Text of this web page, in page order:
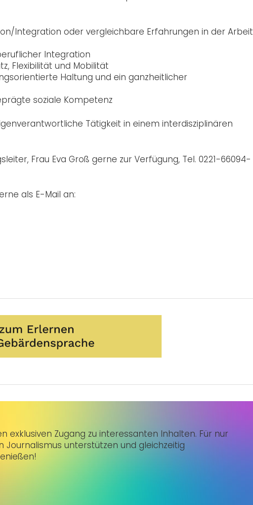
Integration oder vergleichbare Erfahrungen in der Arbeit
Integration
Flexibilität und Mobilität
Haltung und ein ganzheitlicher
soziale Kompetenz
Tätigkeit in einem interdisziplinären
Frau Eva Groß gerne zur Verfügung, Tel. 0221-66094-
als E-Mail an:
exklusiven Zugang zu interessanten Inhalten. Für nur
unterstützen und gleichzeitig